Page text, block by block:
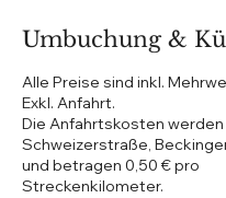
Umbuchung &
Alle Preise sind inkl.
Exkl. Anfahrt.
Die Anfahrtskosten werden
Schweizerstraße,
und betragen 0,50 € pro
Streckenkilometer.